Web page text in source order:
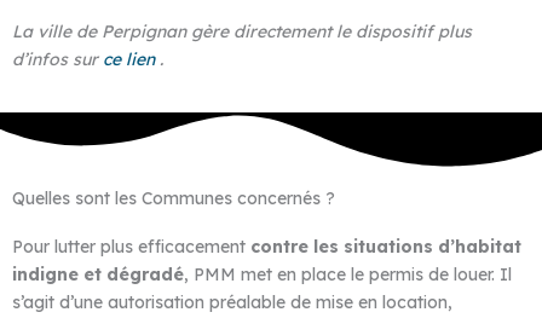
La ville de Perpignan gère directement le dispositif plus
d’infos sur ce lien.
Quelles sont les Communes concernés ?
Pour lutter plus efficacement contre les situations d’habitat
indigne et dégradé, PMM met en place le permis de louer. Il
s’agit d’une autorisation préalable de mise en location,